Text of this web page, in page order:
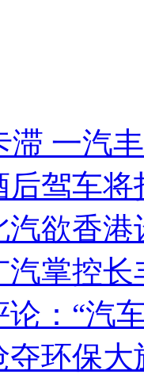
滞 一汽
后驾车将
汽欲香港
汽掌控
论：“汽
夺环保大